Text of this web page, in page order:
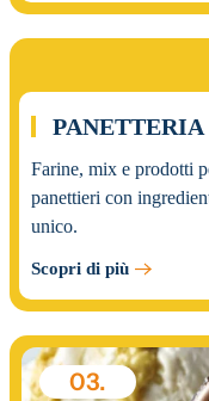
PANETTERIA
Farine, mix e prodotti
panettieri con
unico.
Scopri di più
03.